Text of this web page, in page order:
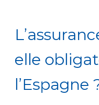
elle
l’Espagne